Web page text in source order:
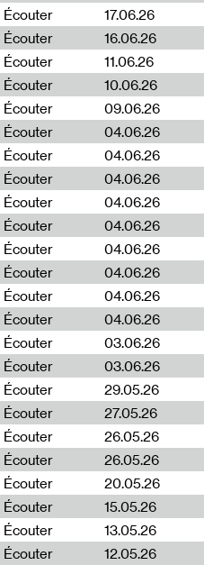
Écouter
17.06.26
Écouter
16.06.26
Écouter
11.06.26
Écouter
10.06.26
Écouter
09.06.26
Écouter
04.06.26
Écouter
04.06.26
Écouter
04.06.26
Écouter
04.06.26
Écouter
04.06.26
Écouter
04.06.26
Écouter
04.06.26
Écouter
04.06.26
Écouter
04.06.26
Écouter
03.06.26
Écouter
03.06.26
Écouter
29.05.26
Écouter
27.05.26
Écouter
26.05.26
Écouter
26.05.26
Écouter
20.05.26
Écouter
15.05.26
Écouter
13.05.26
Écouter
12.05.26